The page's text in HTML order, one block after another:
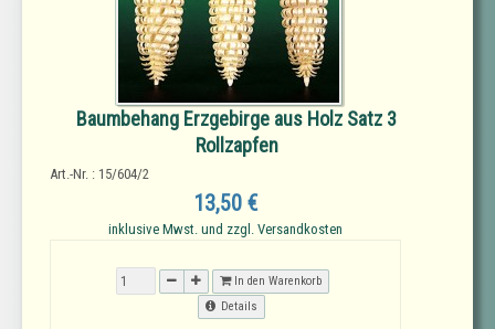
Baumbehang Erzgebirge aus Holz Satz 3
Rollzapfen
Art.-Nr. : 15/604/2
13,50 €
inklusive Mwst. und zzgl. Versandkosten
In den Warenkorb
Details